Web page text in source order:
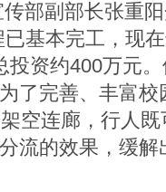
部副部长张重
基本完工，现
资约400万元
了完善、丰富
空连廊，行人
流的效果，缓